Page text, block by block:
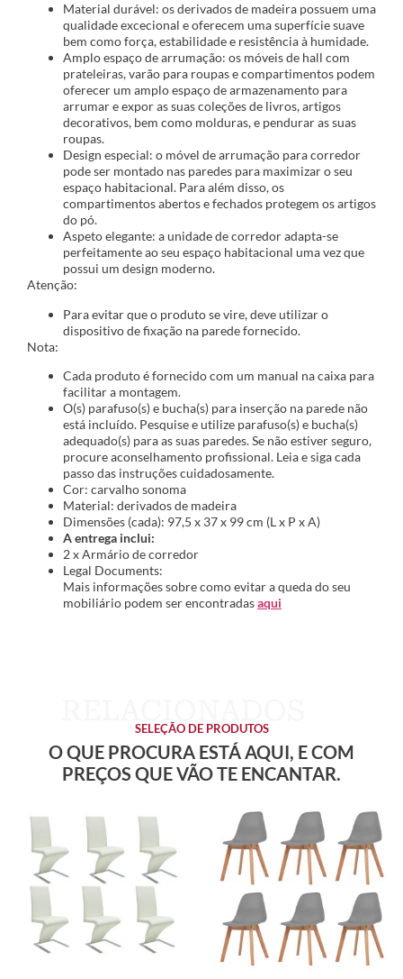
Material durável: os derivados de madeira possuem uma
qualidade excecional e oferecem uma superfície suave
bem como força, estabilidade e resistência à humidade.
Amplo espaço de arrumação: os móveis de hall com
prateleiras, varão para roupas e compartimentos podem
oferecer um amplo espaço de armazenamento para
arrumar e expor as suas coleções de livros, artigos
decorativos, bem como molduras, e pendurar as suas
roupas.
Design especial: o móvel de arrumação para corredor
pode ser montado nas paredes para maximizar o seu
espaço habitacional. Para além disso, os
compartimentos abertos e fechados protegem os artigos
do pó.
Aspeto elegante: a unidade de corredor adapta-se
perfeitamente ao seu espaço habitacional uma vez que
possui um design moderno.
Atenção:
Para evitar que o produto se vire, deve utilizar o
dispositivo de fixação na parede fornecido.
Nota:
Cada produto é fornecido com um manual na caixa para
facilitar a montagem.
O(s) parafuso(s) e bucha(s) para inserção na parede não
está incluído. Pesquise e utilize parafuso(s) e bucha(s)
adequado(s) para as suas paredes. Se não estiver seguro,
procure aconselhamento profissional. Leia e siga cada
passo das instruções cuidadosamente.
Cor: carvalho sonoma
Material: derivados de madeira
Dimensões (cada): 97,5 x 37 x 99 cm (L x P x A)
A entrega inclui:
2 x Armário de corredor
Legal Documents:
Mais informações sobre como evitar a queda do seu
mobiliário podem ser encontradasaqui
SELEÇÃO DE PRODUTOS
O QUE PROCURA ESTÁ AQUI, E COM
PREÇOS QUE VÃO TE ENCANTAR.